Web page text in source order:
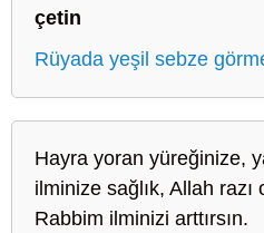
çetin
Rüyada yeşil sebze
Hayra yoran yüreğinize,
ilminize sağlık, Allah razı
Rabbim ilminizi arttırsın.